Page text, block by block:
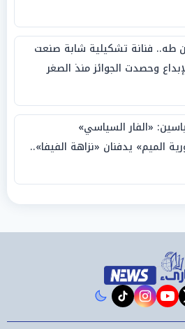
طه.. فنانة تشكيلية شابة صنعت
وحصدت الجوائز منذ الصغر
«الفار السياسي»
الميم» يدفنان «نزاهة الفيفا»..
youtube
instagram
tiktok